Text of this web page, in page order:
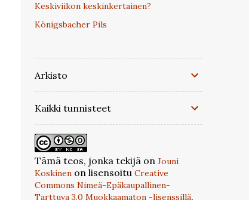
Keskiviikon keskinkertainen?
Königsbacher Pils
Arkisto
Kaikki tunnisteet
Tämä teos, jonka tekijä on Jouni
Koskinenon lisensoitu Creative
Commons Nimeä-Epäkaupallinen-
Tarttuva 3.0 Muokkaamaton -lisenssillä.